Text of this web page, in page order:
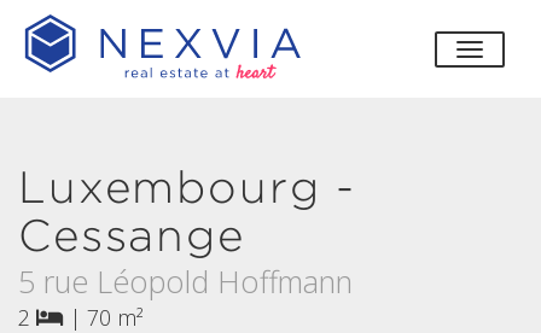
Luxembourg -
Cessange
5 rue Léopold Hoffmann
2 | 70 m²